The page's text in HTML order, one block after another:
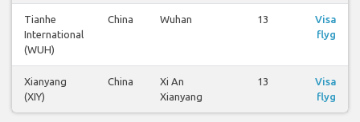
Tianhe
International
(WUH)
China Wuhan 13
Visa
flyg
Xianyang
(XIY)
China
Xi An
Xianyang
13
Visa
flyg